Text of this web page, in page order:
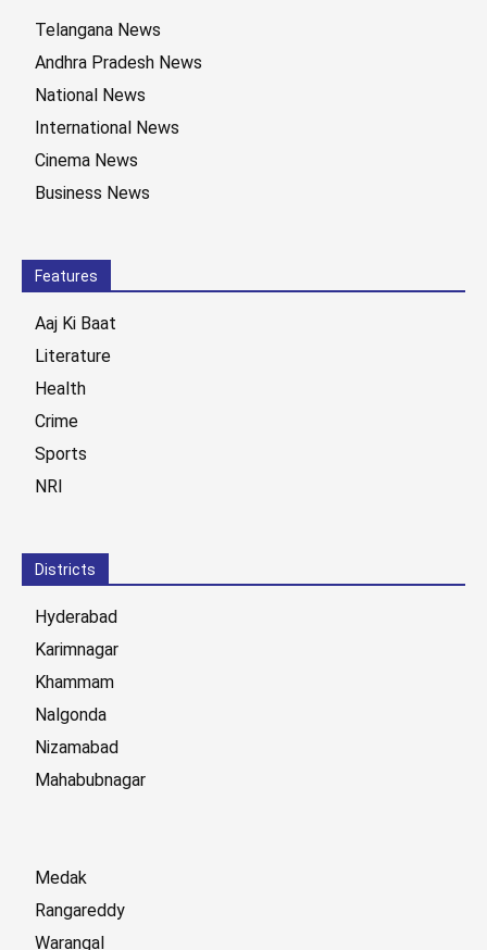
Telangana News
Andhra Pradesh News
National News
International News
Cinema News
Business News
Features
Aaj Ki Baat
Literature
Health
Crime
Sports
NRI
Districts
Hyderabad
Karimnagar
Khammam
Nalgonda
Nizamabad
Mahabubnagar
Medak
Rangareddy
Warangal